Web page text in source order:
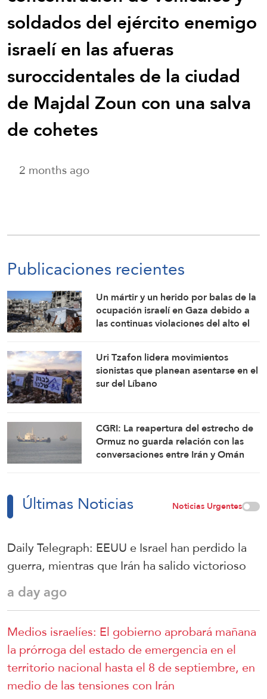
soldados del ejército enemigo
israelí en las afueras
suroccidentales de la ciudad
de Majdal Zoun con una salva
de cohetes
2 months ago
Publicaciones recientes
Un mártir y un herido por balas de la
ocupación israelí en Gaza debido a
las continuas violaciones del alto el
Uri Tzafon lidera movimientos
sionistas que planean asentarse en el
sur del Líbano
CGRI: La reapertura del estrecho de
Ormuz no guarda relación con las
conversaciones entre Irán y Omán
Últimas Noticias Noticias Urgentes
Daily Telegraph: EEUU e Israel han perdido la
guerra, mientras que Irán ha salido victorioso
a day ago
Medios israelíes: El gobierno aprobará mañana
la prórroga del estado de emergencia en el
territorio nacional hasta el 8 de septiembre, en
medio de las tensiones con Irán